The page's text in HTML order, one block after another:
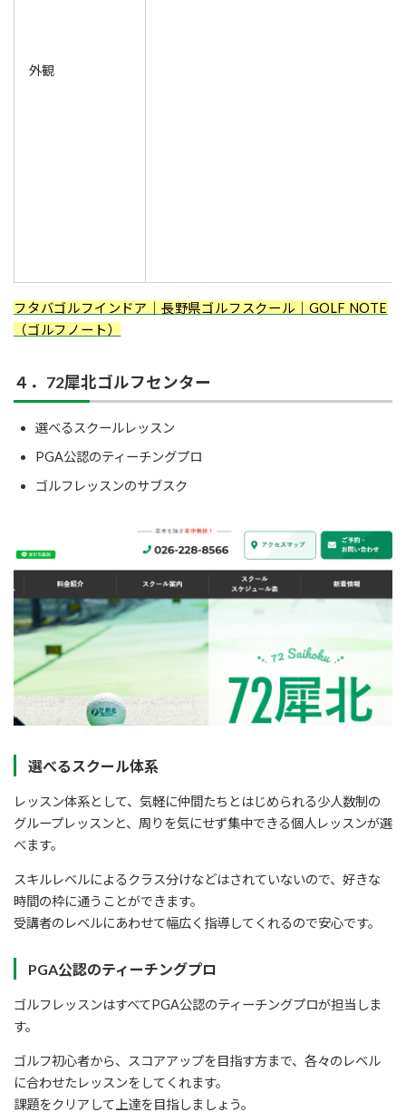
外観
フタバゴルフインドア｜長野県ゴルフスクール｜GOLF NOTE
（ゴルフノート）
４．72犀北ゴルフセンター
選べるスクールレッスン
PGA公認のティーチングプロ
ゴルフレッスンのサブスク
選べるスクール体系
レッスン体系として、気軽に仲間たちとはじめられる少人数制の
グループレッスンと、周りを気にせず集中できる個人レッスンが選
べます。
スキルレベルによるクラス分けなどはされていないので、好きな
時間の枠に通うことができます。
受講者のレベルにあわせて幅広く指導してくれるので安心です。
PGA公認のティーチングプロ
ゴルフレッスンはすべてPGA公認のティーチングプロが担当しま
す。
ゴルフ初心者から、スコアアップを目指す方まで、各々のレベル
に合わせたレッスンをしてくれます。
課題をクリアして上達を目指しましょう。